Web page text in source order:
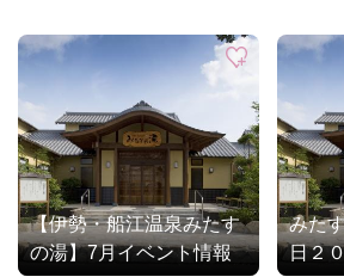
【伊勢・船江温泉みたす
の湯】7月イベント情報
みた
日２